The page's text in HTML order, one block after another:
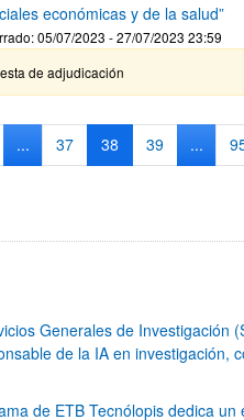
económicas y de la salud”
05/07/2023 - 27/07/2023 23:59
de adjudicación
...Páginas intermedias Use TAB
Página
37 Página
38 Página
39 ...
Generales de Investigación
de la IA en investigación,
de ETB Tecnólopis dedica un